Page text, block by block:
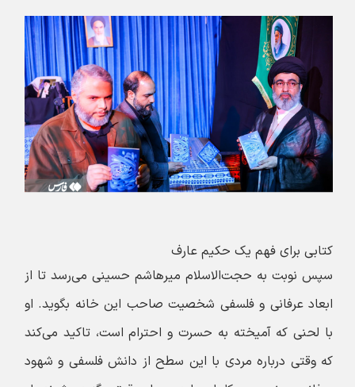
کتابی برای فهم یک حکیم عارف
سپس نوبت به حجت‌الاسلام میرهاشم حسینی می‌رسد تا از
ابعاد عرفانی و فلسفی شخصیت صاحب این خانه بگوید. او
با لحنی که آمیخته به حسرت و احترام است، تاکید می‌کند
که وقتی درباره مردی با این سطح از دانش فلسفی و شهود